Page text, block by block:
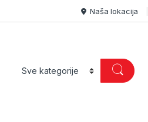
Naša lokacija